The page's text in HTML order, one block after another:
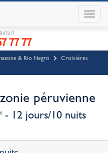
& Rio Negro
Croisières
péruvienne
12 jours/10 nuits
77 77